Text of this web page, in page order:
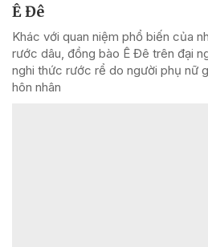
Ê Đê
Khác với quan niệm phổ biến của
rước dâu, đồng bào Ê Đê trên đại
nghi thức rước rể do người phụ nữ
hôn nhân